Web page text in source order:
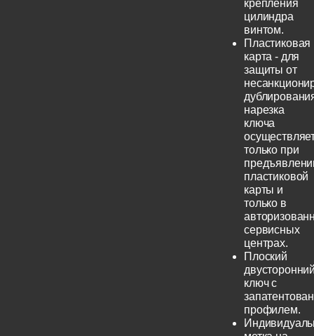
крепления
цилиндра
винтом.
Пластиковая
карта - для
защиты от
нарезка
ключа
только при
пластиковой
карты и
только в
сервисных
центрах.
Плоский
ключ с
профилем.